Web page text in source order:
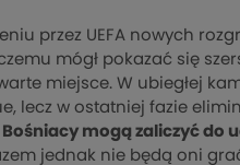
przez UEFA nowych
mógł pokazać się
miejsce. W ubiegłej
lecz w ostatniej fazie
Bośniacy mogą zaliczyć do
jednak nie będą oni